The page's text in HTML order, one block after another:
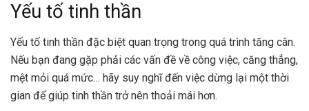
Yếu tố tinh thần
Yếu tố tinh thần đặc biệt quan trọng trong quá trình tăng cân.
Nếu bạn đang gặp phải các vấn đề về công việc, căng thẳng,
mệt mỏi quá mức… hãy suy nghĩ đến việc dừng lại một thời
gian để giúp tinh thần trở nên thoải mái hơn.